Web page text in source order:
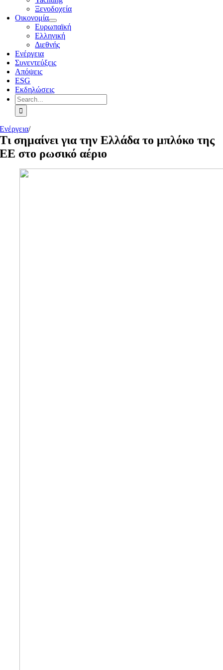
Ξενοδοχεία
Οικονομία
Ευρωπαϊκή
Ελληνική
Διεθνής
Ενέργεια
Συνεντεύξεις
Απόψεις
ESG
Εκδηλώσεις
Search
for:
Ενέργεια/
Τι σημαίνει για την Ελλάδα το μπλόκο της
ΕΕ στο ρωσικό αέριο